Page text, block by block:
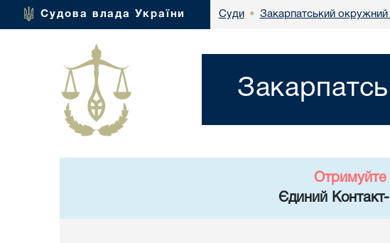
Судова влада України Суди • Закарпатський окружний
Отримуйте
Єдиний